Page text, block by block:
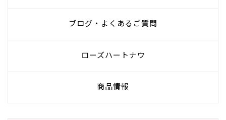
ブログ・よくあるご質問
ローズハートナウ
商品情報